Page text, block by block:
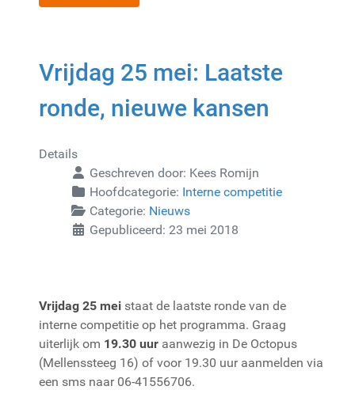
Vrijdag 25 mei: Laatste
ronde, nieuwe kansen
Details
Geschreven door: Kees Romijn
Hoofdcategorie: Interne competitie
Categorie: Nieuws
Gepubliceerd: 23 mei 2018
Vrijdag 25 mei staat de laatste ronde van de
interne competitie op het programma. Graag
uiterlijk om 19.30 uur aanwezig in De Octopus
(Mellenssteeg 16) of voor 19.30 uur aanmelden via
een sms naar 06-41556706.